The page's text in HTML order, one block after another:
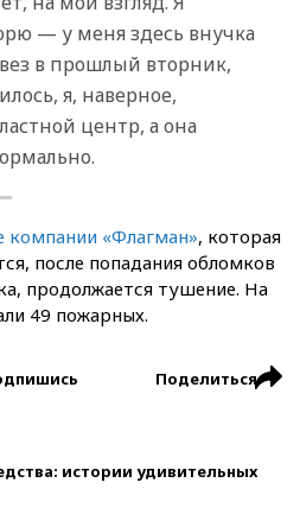
— у меня здесь внучка
в прошлый вторник,
я, наверное,
центр, а она
компании «Флагман», которая
после попадания обломков
продолжается тушение. На
49 пожарных.
Поделиться
истории удивительных